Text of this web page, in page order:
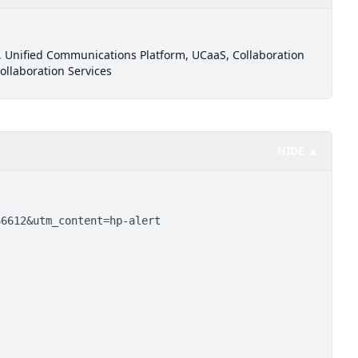
Communications Platform, UCaaS, Collaboration
Services
alert